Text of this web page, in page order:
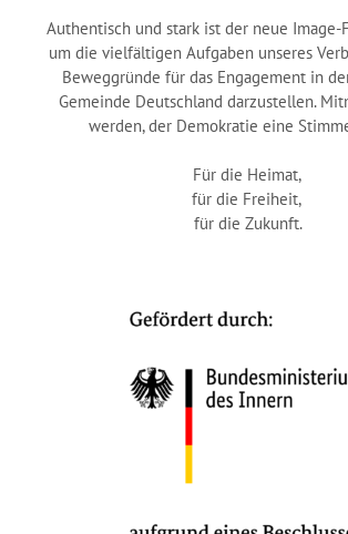
Authentisch und stark ist der neue Image-
um die vielfältigen Aufgaben unseres
Beweggründe für das Engagement in
Gemeinde Deutschland darzustellen.
werden, der Demokratie eine
Für die Heimat,
für die Freiheit,
für die Zukunft.